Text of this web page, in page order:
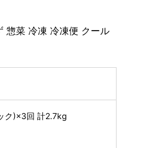
惣菜 冷凍 冷凍便 クール
ク)×3回 計2.7kg